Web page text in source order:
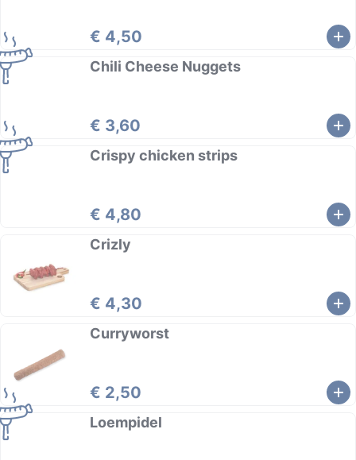
€ 4,50
Chili Cheese Nuggets
€ 3,60
Crispy chicken strips
€ 4,80
Crizly
€ 4,30
Curryworst
€ 2,50
Loempidel